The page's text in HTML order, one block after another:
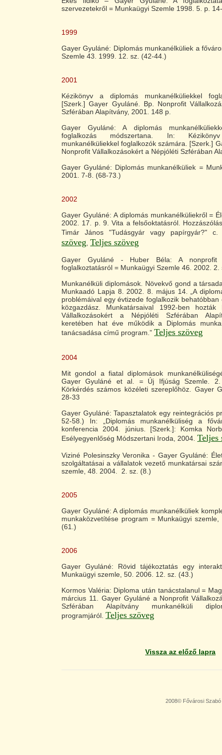
szervezetekről = Munkaügyi Szemle 1998. 5. p.
1999
Gayer Gyuláné: Diplomás munkanélküliek a
Szemle 43. 1999. 12. sz. (42-44.)
2001
Kézikönyv a diplomás munkanélküliekkel
[Szerk.] Gayer Gyuláné. Bp. Nonprofit
Szférában Alapítvány, 2001. 148 p.
Gayer Gyuláné: A diplomás
foglalkozás módszertana. In:
munkanélküliekkel foglalkozók számára. [Szerk.]
Nonprofit Vállalkozásokért a Népjóléti Szférában
Gayer Gyuláné: Diplomás munkanélküliek =
2001. 7-8. (68-73.)
2002
Gayer Gyuláné: A diplomás munkanélküliekről =
2002. 17. p. 9. Vita a felsőoktatásról.
Timár János "Tudásgyár vagy papírgyár?"
szöveg Teljes szöveg
Gayer Gyuláné - Huber Béla: A
foglalkoztatásról = Munkaügyi Szemle 46. 2002. 2.
Munkanélküli diplomások. Növekvő gond a
Munkaadó Lapja 8. 2002. 8. május 14. „A
problémáival egy évtizede foglalkozik behatóbban
közgazdász. Munkatársaival 1992-ben
Vállalkozásokért a Népjóléti Szférában
keretében hat éve működik a Diplomás
tanácsadása című program.” Teljes szöveg
2004
Mit gondol a fiatal diplomások
Gayer Gyuláné et al. = Új Ifjúság Szemle.
Körkérdés számos közéleti szereplőhöz. Gayer
28-33
Gayer Gyuláné: Tapasztalatok egy reintegrációs
52-58.) In: „Diplomás munkanélküliség a
konferencia 2004. június. [Szerk.]: Komka
Esélyegyenlőség Módszertani Iroda, 2004. Teljes
Viziné Polesinszky Veronika - Gayer Gyuláné:
szolgáltatásai a vállalatok vezető munkatársai
szemle, 48. 2004. 2. sz. (8.)
2005
Gayer Gyuláné: A diplomás munkanélküliek
munkaközvetítése program = Munkaügyi
(61.)
2006
Gayer Gyuláné: Rövid tájékoztatás egy
Munkaügyi szemle, 50. 2006. 12. sz. (43.)
Kormos Valéria: Diploma után tanácstalanul =
március 11. Gayer Gyuláné a Nonprofit
Szférában Alapítvány munkanélküli
programjáról. Teljes szöveg
Vissza az előző lapra
2008© Fővárosi